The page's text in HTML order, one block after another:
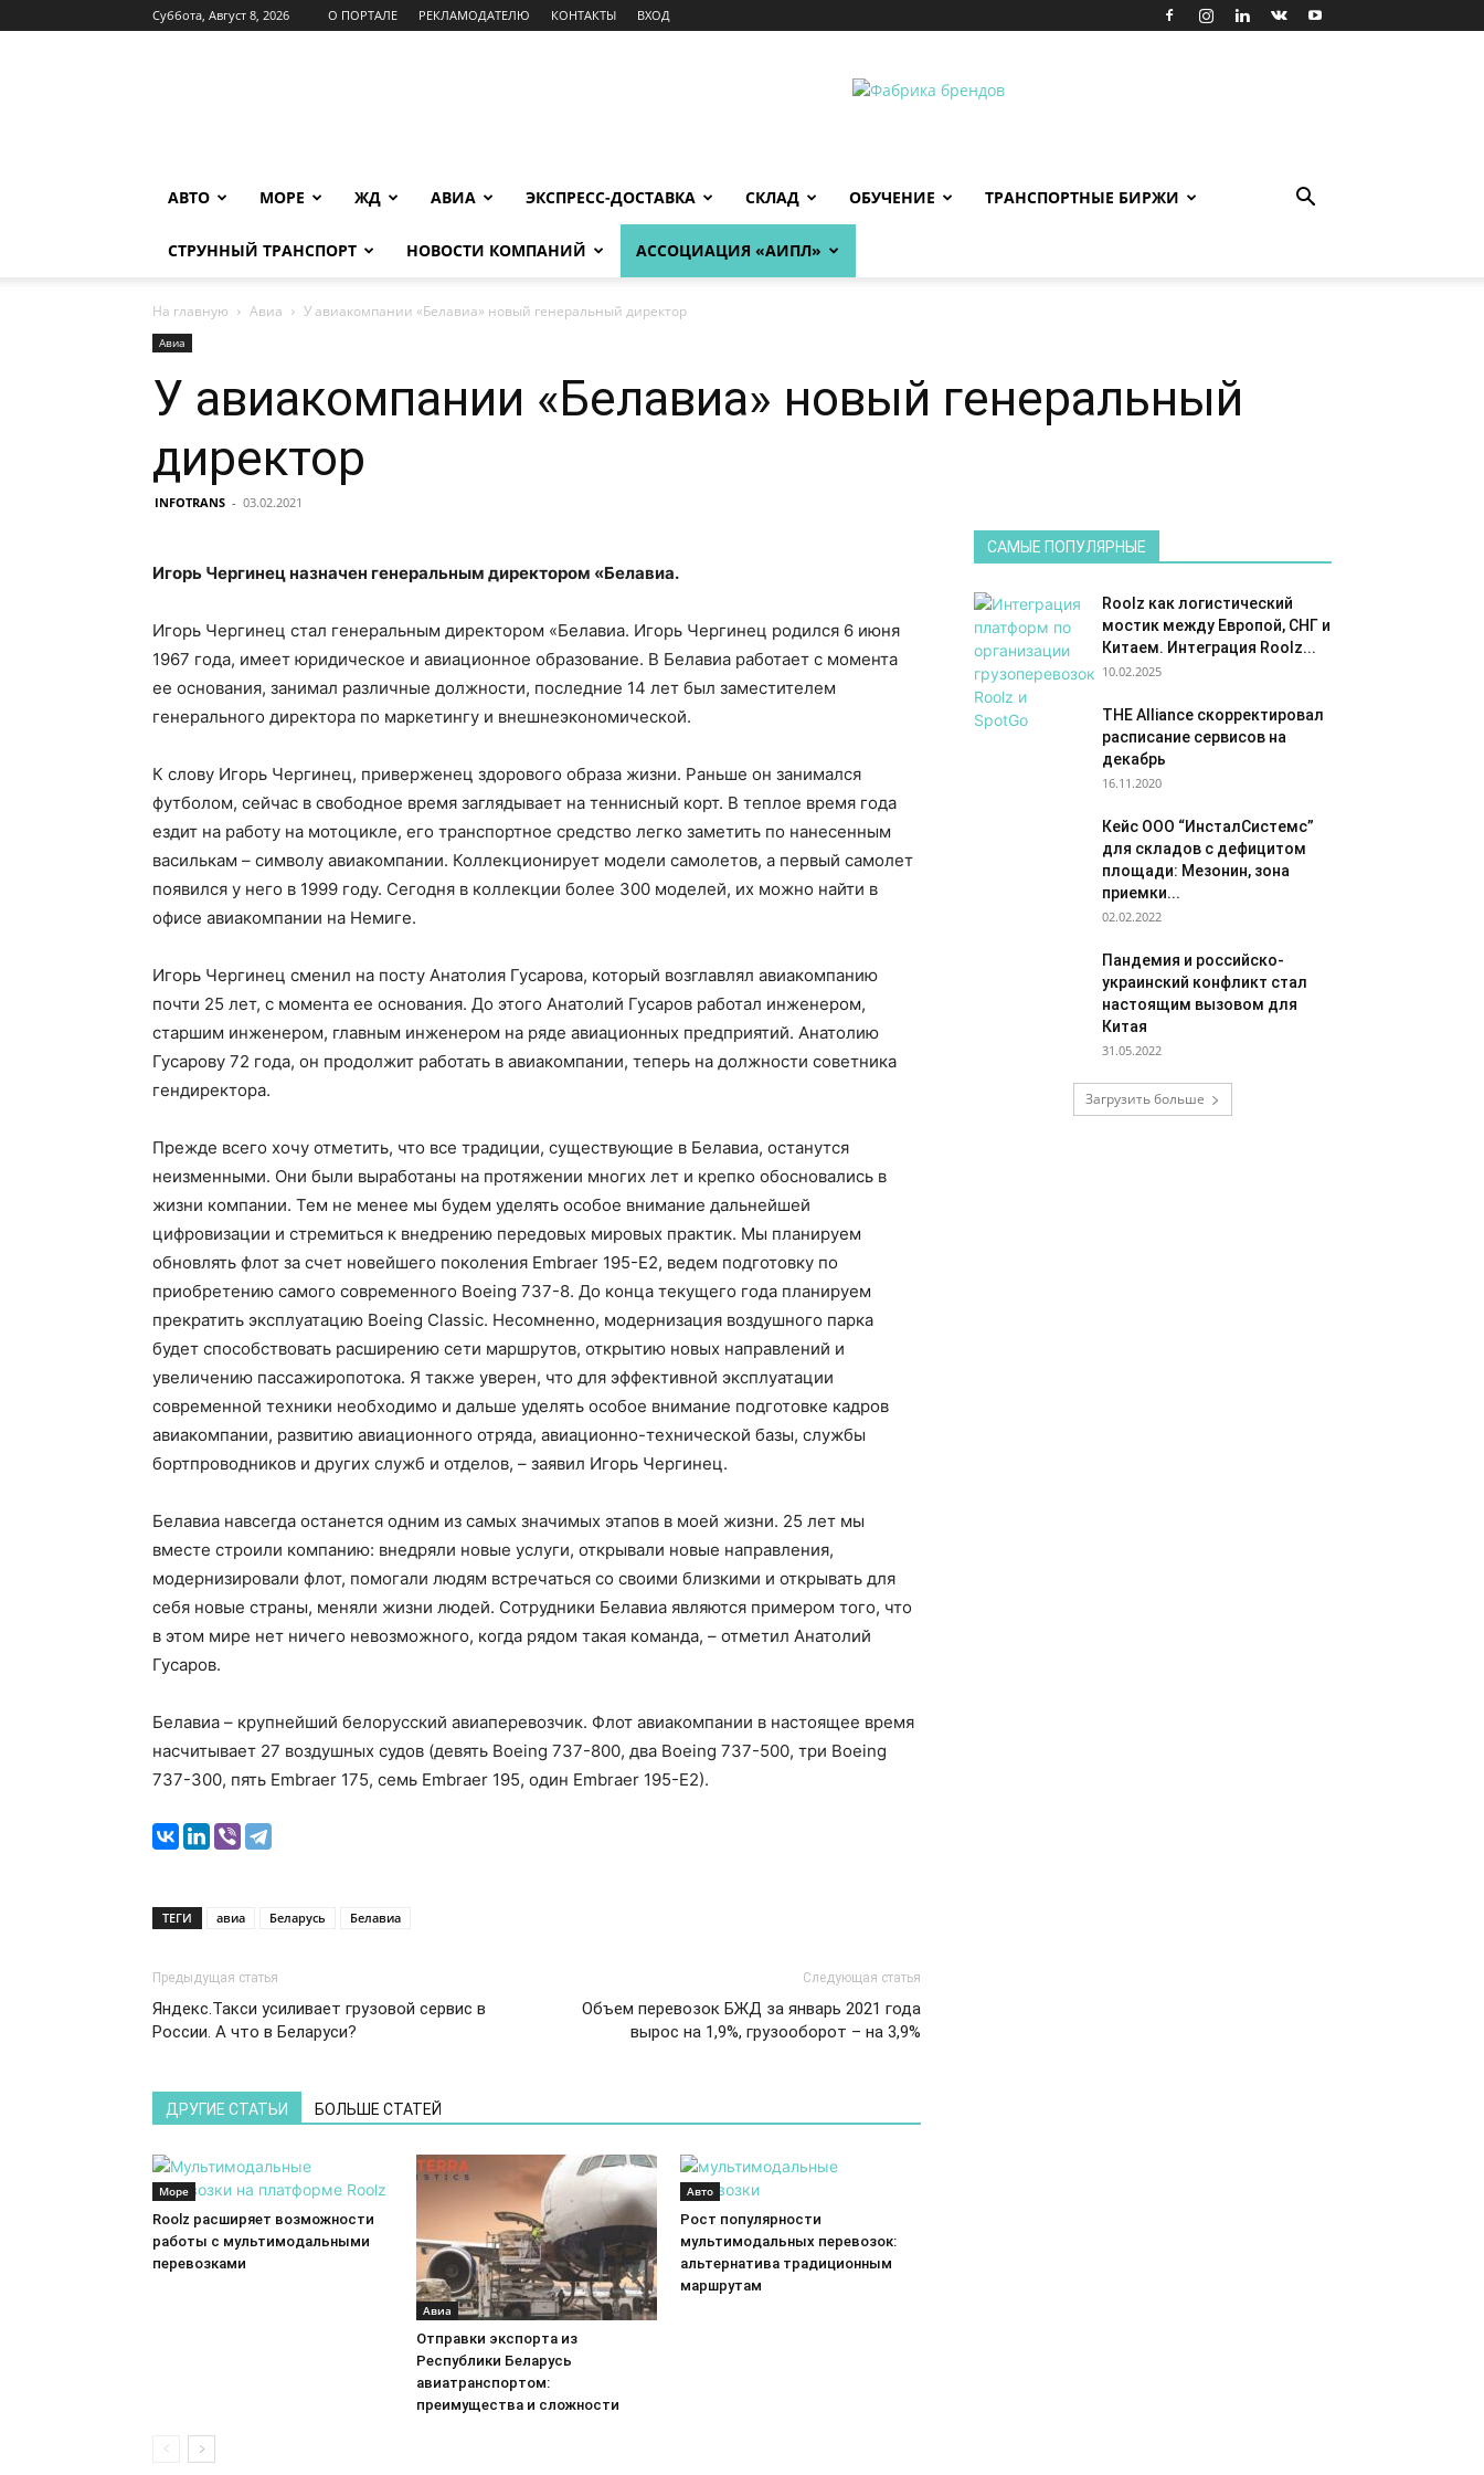
Суббота, Август 8, 2026 О ПОРТАЛЕ РЕКЛАМОДАТЕЛЮ КОНТАКТЫ ВХОД
АВТО МОРЕ ЖД АВИА ЭКСПРЕСС-ДОСТАВКА СКЛАД ОБУЧЕНИЕ ТРАНСПОРТНЫЕ БИРЖИ
СТРУННЫЙ ТРАНСПОРТ НОВОСТИ КОМПАНИЙ АССОЦИАЦИЯ «АИПЛ»
На главную Авиа У авиакомпании «Белавиа» новый генеральный директор
Авиа
У авиакомпании «Белавиа» новый генеральный
директор
INFOTRANS - 03.02.2021
Игорь Чергинец назначен генеральным директором «Белавиа.
Игорь Чергинец стал генеральным директором «Белавиа. Игорь Чергинец родился 6 июня
1967 года, имеет юридическое и авиационное образование. В Белавиа работает с момента
ее основания, занимал различные должности, последние 14 лет был заместителем
генерального директора по маркетингу и внешнеэкономической.
К слову Игорь Чергинец, приверженец здорового образа жизни. Раньше он занимался
футболом, сейчас в свободное время заглядывает на теннисный корт. В теплое время года
ездит на работу на мотоцикле, его транспортное средство легко заметить по нанесенным
василькам – символу авиакомпании. Коллекционирует модели самолетов, а первый самолет
появился у него в 1999 году. Сегодня в коллекции более 300 моделей, их можно найти в
офисе авиакомпании на Немиге.
Игорь Чергинец сменил на посту Анатолия Гусарова, который возглавлял авиакомпанию
почти 25 лет, с момента ее основания. До этого Анатолий Гусаров работал инженером,
старшим инженером, главным инженером на ряде авиационных предприятий. Анатолию
Гусарову 72 года, он продолжит работать в авиакомпании, теперь на должности советника
гендиректора.
Прежде всего хочу отметить, что все традиции, существующие в Белавиа, останутся
неизменными. Они были выработаны на протяжении многих лет и крепко обосновались в
жизни компании. Тем не менее мы будем уделять особое внимание дальнейшей
цифровизации и стремиться к внедрению передовых мировых практик. Мы планируем
обновлять флот за счет новейшего поколения Embraer 195-E2, ведем подготовку по
приобретению самого современного Boeing 737-8. До конца текущего года планируем
прекратить эксплуатацию Boeing Classic. Несомненно, модернизация воздушного парка
будет способствовать расширению сети маршрутов, открытию новых направлений и
увеличению пассажиропотока. Я также уверен, что для эффективной эксплуатации
современной техники необходимо и дальше уделять особое внимание подготовке кадров
авиакомпании, развитию авиационного отряда, авиационно-технической базы, службы
бортпроводников и других служб и отделов, – заявил Игорь Чергинец.
Белавиа навсегда останется одним из самых значимых этапов в моей жизни. 25 лет мы
вместе строили компанию: внедряли новые услуги, открывали новые направления,
модернизировали флот, помогали людям встречаться со своими близкими и открывать для
себя новые страны, меняли жизни людей. Сотрудники Белавиа являются примером того, что
в этом мире нет ничего невозможного, когда рядом такая команда, – отметил Анатолий
Гусаров.
Белавиа – крупнейший белорусский авиаперевозчик. Флот авиакомпании в настоящее время
насчитывает 27 воздушных судов (девять Boeing 737-800, два Boeing 737-500, три Boeing
737-300, пять Embraer 175, семь Embraer 195, один Embraer 195-Е2).
ТЕГИ авиа Беларусь Белавиа
Предыдущая статья
Яндекс.Такси усиливает грузовой сервис в
России. А что в Беларуси?
Следующая статья
Объем перевозок БЖД за январь 2021 года
вырос на 1,9%, грузооборот – на 3,9%
ДРУГИЕ СТАТЬИ БОЛЬШЕ СТАТЕЙ
Море
Roolz расширяет возможности
работы с мультимодальными
перевозками
Авиа
Отправки экспорта из
Республики Беларусь
авиатранспортом:
преимущества и сложности
Авто
Рост популярности
мультимодальных перевозок:
альтернатива традиционным
маршрутам
САМЫЕ ПОПУЛЯРНЫЕ
Roolz как логистический
мостик между Европой, СНГ и
Китаем. Интеграция Roolz...
10.02.2025
THE Alliance скорректировал
расписание сервисов на
декабрь
16.11.2020
Кейс ООО “ИнсталСистемс”
для складов с дефицитом
площади: Мезонин, зона
приемки...
02.02.2022
Пандемия и российско-
украинский конфликт стал
настоящим вызовом для
Китая
31.05.2022
Загрузить больше